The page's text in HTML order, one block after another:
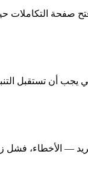
يجب أن تستقبل
— الأخطاء، فشل